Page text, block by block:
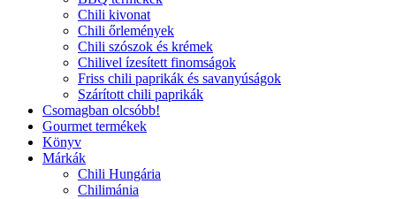
Chili kivonat
Chili őrlemények
Chili szószok és krémek
Chilivel ízesített finomságok
Friss chili paprikák és savanyúságok
Szárított chili paprikák
Csomagban olcsóbb!
Gourmet termékek
Könyv
Márkák
Chili Hungária
Chilimánia